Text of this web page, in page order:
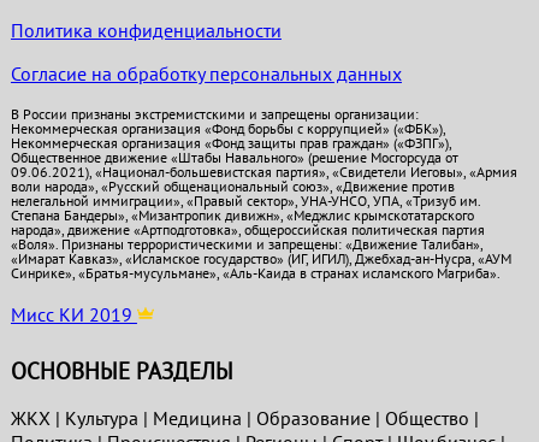
Политика конфиденциальности
Согласие на обработку персональных данных
В России признаны экстремистскими и запрещены организации:
Некоммерческая организация «Фонд борьбы с коррупцией» («ФБК»),
Некоммерческая организация «Фонд защиты прав граждан» («ФЗПГ»),
Общественное движение «Штабы Навального» (решение Мосгорсуда от
09.06.2021), «Национал-большевистская партия», «Свидетели Иеговы», «Армия
воли народа», «Русский общенациональный союз», «Движение против
нелегальной иммиграции», «Правый сектор», УНА-УНСО, УПА, «Тризуб им.
Степана Бандеры», «Мизантропик дивижн», «Меджлис крымскотатарского
народа», движение «Артподготовка», общероссийская политическая партия
«Воля». Признаны террористическими и запрещены: «Движение Талибан»,
«Имарат Кавказ», «Исламское государство» (ИГ, ИГИЛ), Джебхад-ан-Нусра, «АУМ
Синрике», «Братья-мусульмане», «Аль-Каида в странах исламского Магриба».
Мисс КИ 2019
ОСНОВНЫЕ РАЗДЕЛЫ
ЖКХ | Культура | Медицина | Образование| Общество |